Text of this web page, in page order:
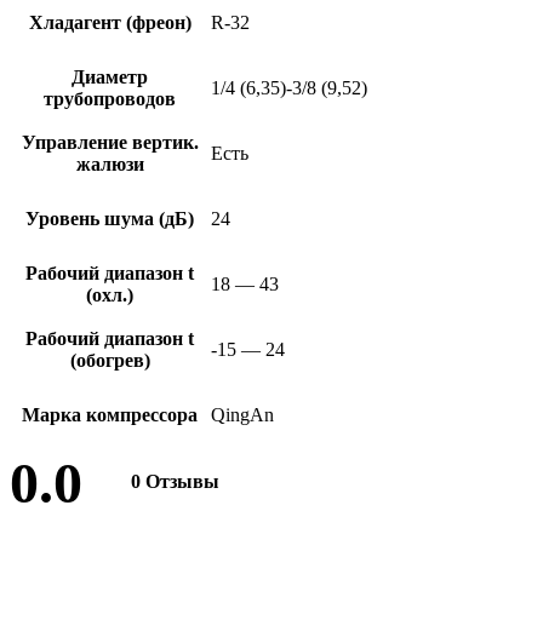
Хладагент (фреон) R-32
Диаметр
трубопроводов
1/4 (6,35)-3/8 (9,52)
Управление вертик.
жалюзи
Есть
Уровень шума (дБ) 24
Рабочий диапазон t
(охл.)
18 — 43
Рабочий диапазон t
(обогрев)
-15 — 24
Марка компрессора QingAn
0.0 0 Отзывы